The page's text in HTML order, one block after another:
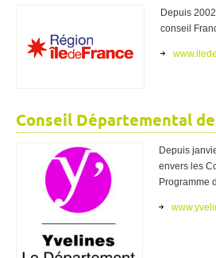
Depuis
conseil
Conseil Départemental
Depuis
envers les
Programme